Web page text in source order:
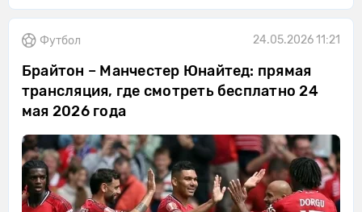
Футбол 24.05.2026 11:21
Брайтон – Манчестер Юнайтед: прямая
трансляция, где смотреть бесплатно 24
мая 2026 года